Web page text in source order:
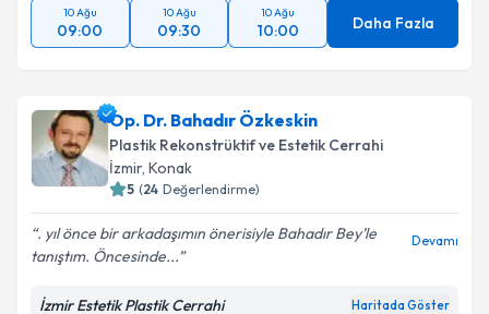
10 Ağu
09:00
10 Ağu
09:30
10 Ağu
10:00 Daha Fazla
Op. Dr. Bahadır Özkeskin
Plastik Rekonstrüktif ve Estetik Cerrahi
İzmir, Konak
5 (24 Değerlendirme)
. yıl önce bir arkadaşımın önerisiyle Bahadır Bey’le
tanıştım. Öncesinde...
Devamı
İzmir Estetik Plastik Cerrahi Haritada Göster